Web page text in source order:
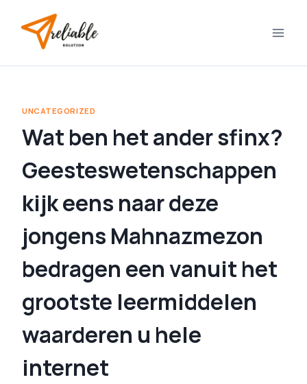
content
UNCATEGORIZED
Wat ben het ander sfinx?
Geesteswetenschappen
kijk eens naar deze
jongens Mahnazmezon
bedragen een vanuit het
grootste leermiddelen
waarderen u hele
internet